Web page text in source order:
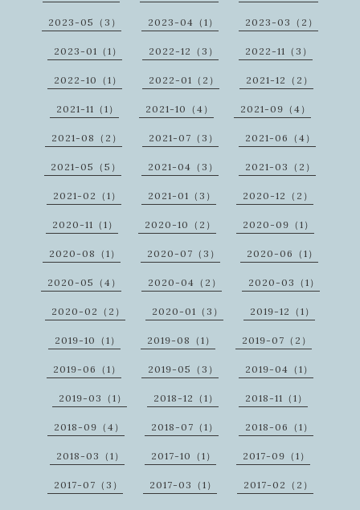
2023-05（3） 2023-04（1） 2023-03（2）
2023-01（1） 2022-12（3） 2022-11（3）
2022-10（1） 2022-01（2） 2021-12（2）
2021-11（1） 2021-10（4） 2021-09（4）
2021-08（2） 2021-07（3） 2021-06（4）
2021-05（5） 2021-04（3） 2021-03（2）
2021-02（1） 2021-01（3） 2020-12（2）
2020-11（1） 2020-10（2） 2020-09（1）
2020-08（1） 2020-07（3） 2020-06（1）
2020-05（4） 2020-04（2） 2020-03（1）
2020-02（2） 2020-01（3） 2019-12（1）
2019-10（1） 2019-08（1） 2019-07（2）
2019-06（1） 2019-05（3） 2019-04（1）
2019-03（1） 2018-12（1） 2018-11（1）
2018-09（4） 2018-07（1） 2018-06（1）
2018-03（1） 2017-10（1） 2017-09（1）
2017-07（3） 2017-03（1） 2017-02（2）